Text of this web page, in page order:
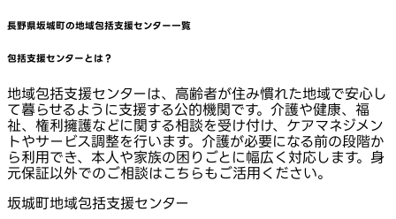
長野県坂城町の地域包括支援センター一覧
包括支援センターとは？
地域包括支援センターは、高齢者が住み慣れた地域で安心し
て暮らせるように支援する公的機関です。介護や健康、福
祉、権利擁護などに関する相談を受け付け、ケアマネジメン
トやサービス調整を行います。介護が必要になる前の段階か
ら利用でき、本人や家族の困りごとに幅広く対応します。身
元保証以外でのご相談はこちらもご活用ください。
坂城町地域包括支援センター